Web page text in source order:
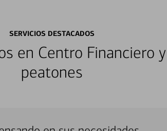
SERVICIOS DESTACADOS
en Centro Financiero
peatones